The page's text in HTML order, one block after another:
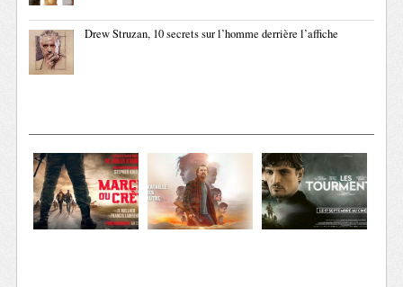
Drew Struzan, 10 secrets sur l’homme derrière l’affiche